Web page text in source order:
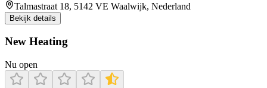
Talmastraat 18, 5142 VE Waalwijk, Nederland
Bekijk details
New Heating
Nu open